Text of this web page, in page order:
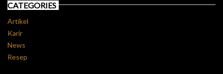
CATEGORIES
Artikel
Karir
News
Resep